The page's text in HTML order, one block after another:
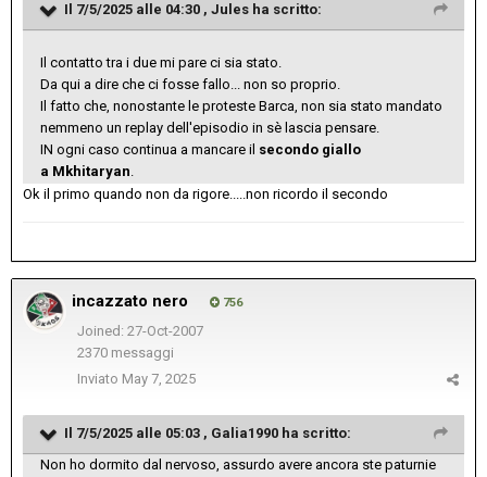
Il 7/5/2025 alle 04:30 , Jules ha scritto:
Il contatto tra i due mi pare ci sia stato.
Da qui a dire che ci fosse fallo... non so proprio.
Il fatto che, nonostante le proteste Barca, non sia stato mandato
nemmeno un replay dell'episodio in sè lascia pensare.
IN ogni caso continua a mancare il secondo giallo
a Mkhitaryan.
Ok il primo quando non da rigore.....non ricordo il secondo
incazzato nero 756
Joined: 27-Oct-2007
2370 messaggi
Inviato May 7, 2025
Il 7/5/2025 alle 05:03 , Galia1990 ha scritto:
Non ho dormito dal nervoso, assurdo avere ancora ste paturnie